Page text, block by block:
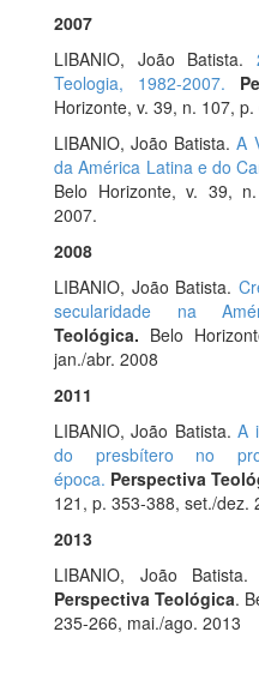
2007
LIBANIO, João Batista.
Teologia, 1982-2007.
Horizonte, v. 39, n. 107,
LIBANIO, João Batista.A
da América Latina e do
Belo Horizonte, v. 39,
2007.
2008
LIBANIO, João Batista.
secularidade na
Teológica. Belo
jan./abr. 2008
2011
LIBANIO, João Batista.A
do presbítero no
época. Perspectiva
121, p. 353-388, set./dez.
2013
LIBANIO, João
Perspectiva Teológica.
235-266, mai./ago. 2013